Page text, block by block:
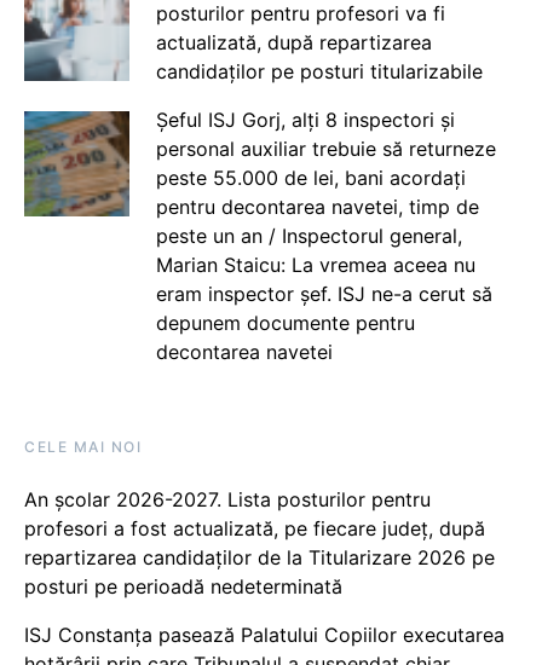
posturilor pentru profesori va fi
actualizată, după repartizarea
candidaților pe posturi titularizabile
Șeful ISJ Gorj, alți 8 inspectori și
personal auxiliar trebuie să returneze
peste 55.000 de lei, bani acordați
pentru decontarea navetei, timp de
peste un an / Inspectorul general,
Marian Staicu: La vremea aceea nu
eram inspector șef. ISJ ne-a cerut să
depunem documente pentru
decontarea navetei
CELE MAI NOI
An școlar 2026-2027. Lista posturilor pentru
profesori a fost actualizată, pe fiecare județ, după
repartizarea candidaților de la Titularizare 2026 pe
posturi pe perioadă nedeterminată
ISJ Constanța pasează Palatului Copiilor executarea